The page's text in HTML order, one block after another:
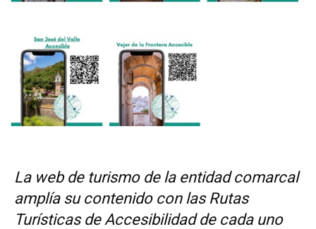
La web de turismo de la entidad comarcal
amplía su contenido con las Rutas
Turísticas de Accesibilidad de cada uno